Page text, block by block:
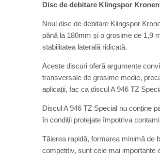
Disc de debitare Klingspor
Noul disc de debitare Klingspor
până la 180mm și o grosime de 1,9
stabilitatea laterală ridicată.
Aceste discuri oferă argumente
transversale de grosime medie,
aplicații, fac ca discul A 946 TZ
Discul A 946 TZ Special nu conține
în condiții protejate împotriva
Tăierea rapidă, formarea minimă de
competitiv, sunt cele mai importante